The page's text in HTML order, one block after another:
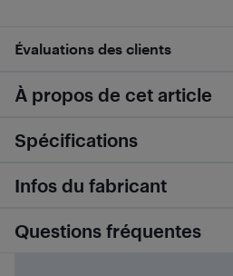
Évaluations des clients
À propos de cet article
Spécifications
Infos du fabricant
Questions fréquentes